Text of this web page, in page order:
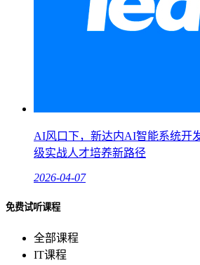
AI风口下，新达内AI智能系统开
级实战人才培养新路径
2026-04-07
免费试听课程
全部课程
IT课程